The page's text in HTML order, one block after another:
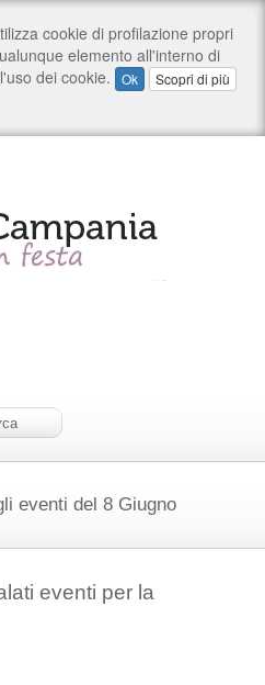
eventi del 8 Giugno
eventi per la